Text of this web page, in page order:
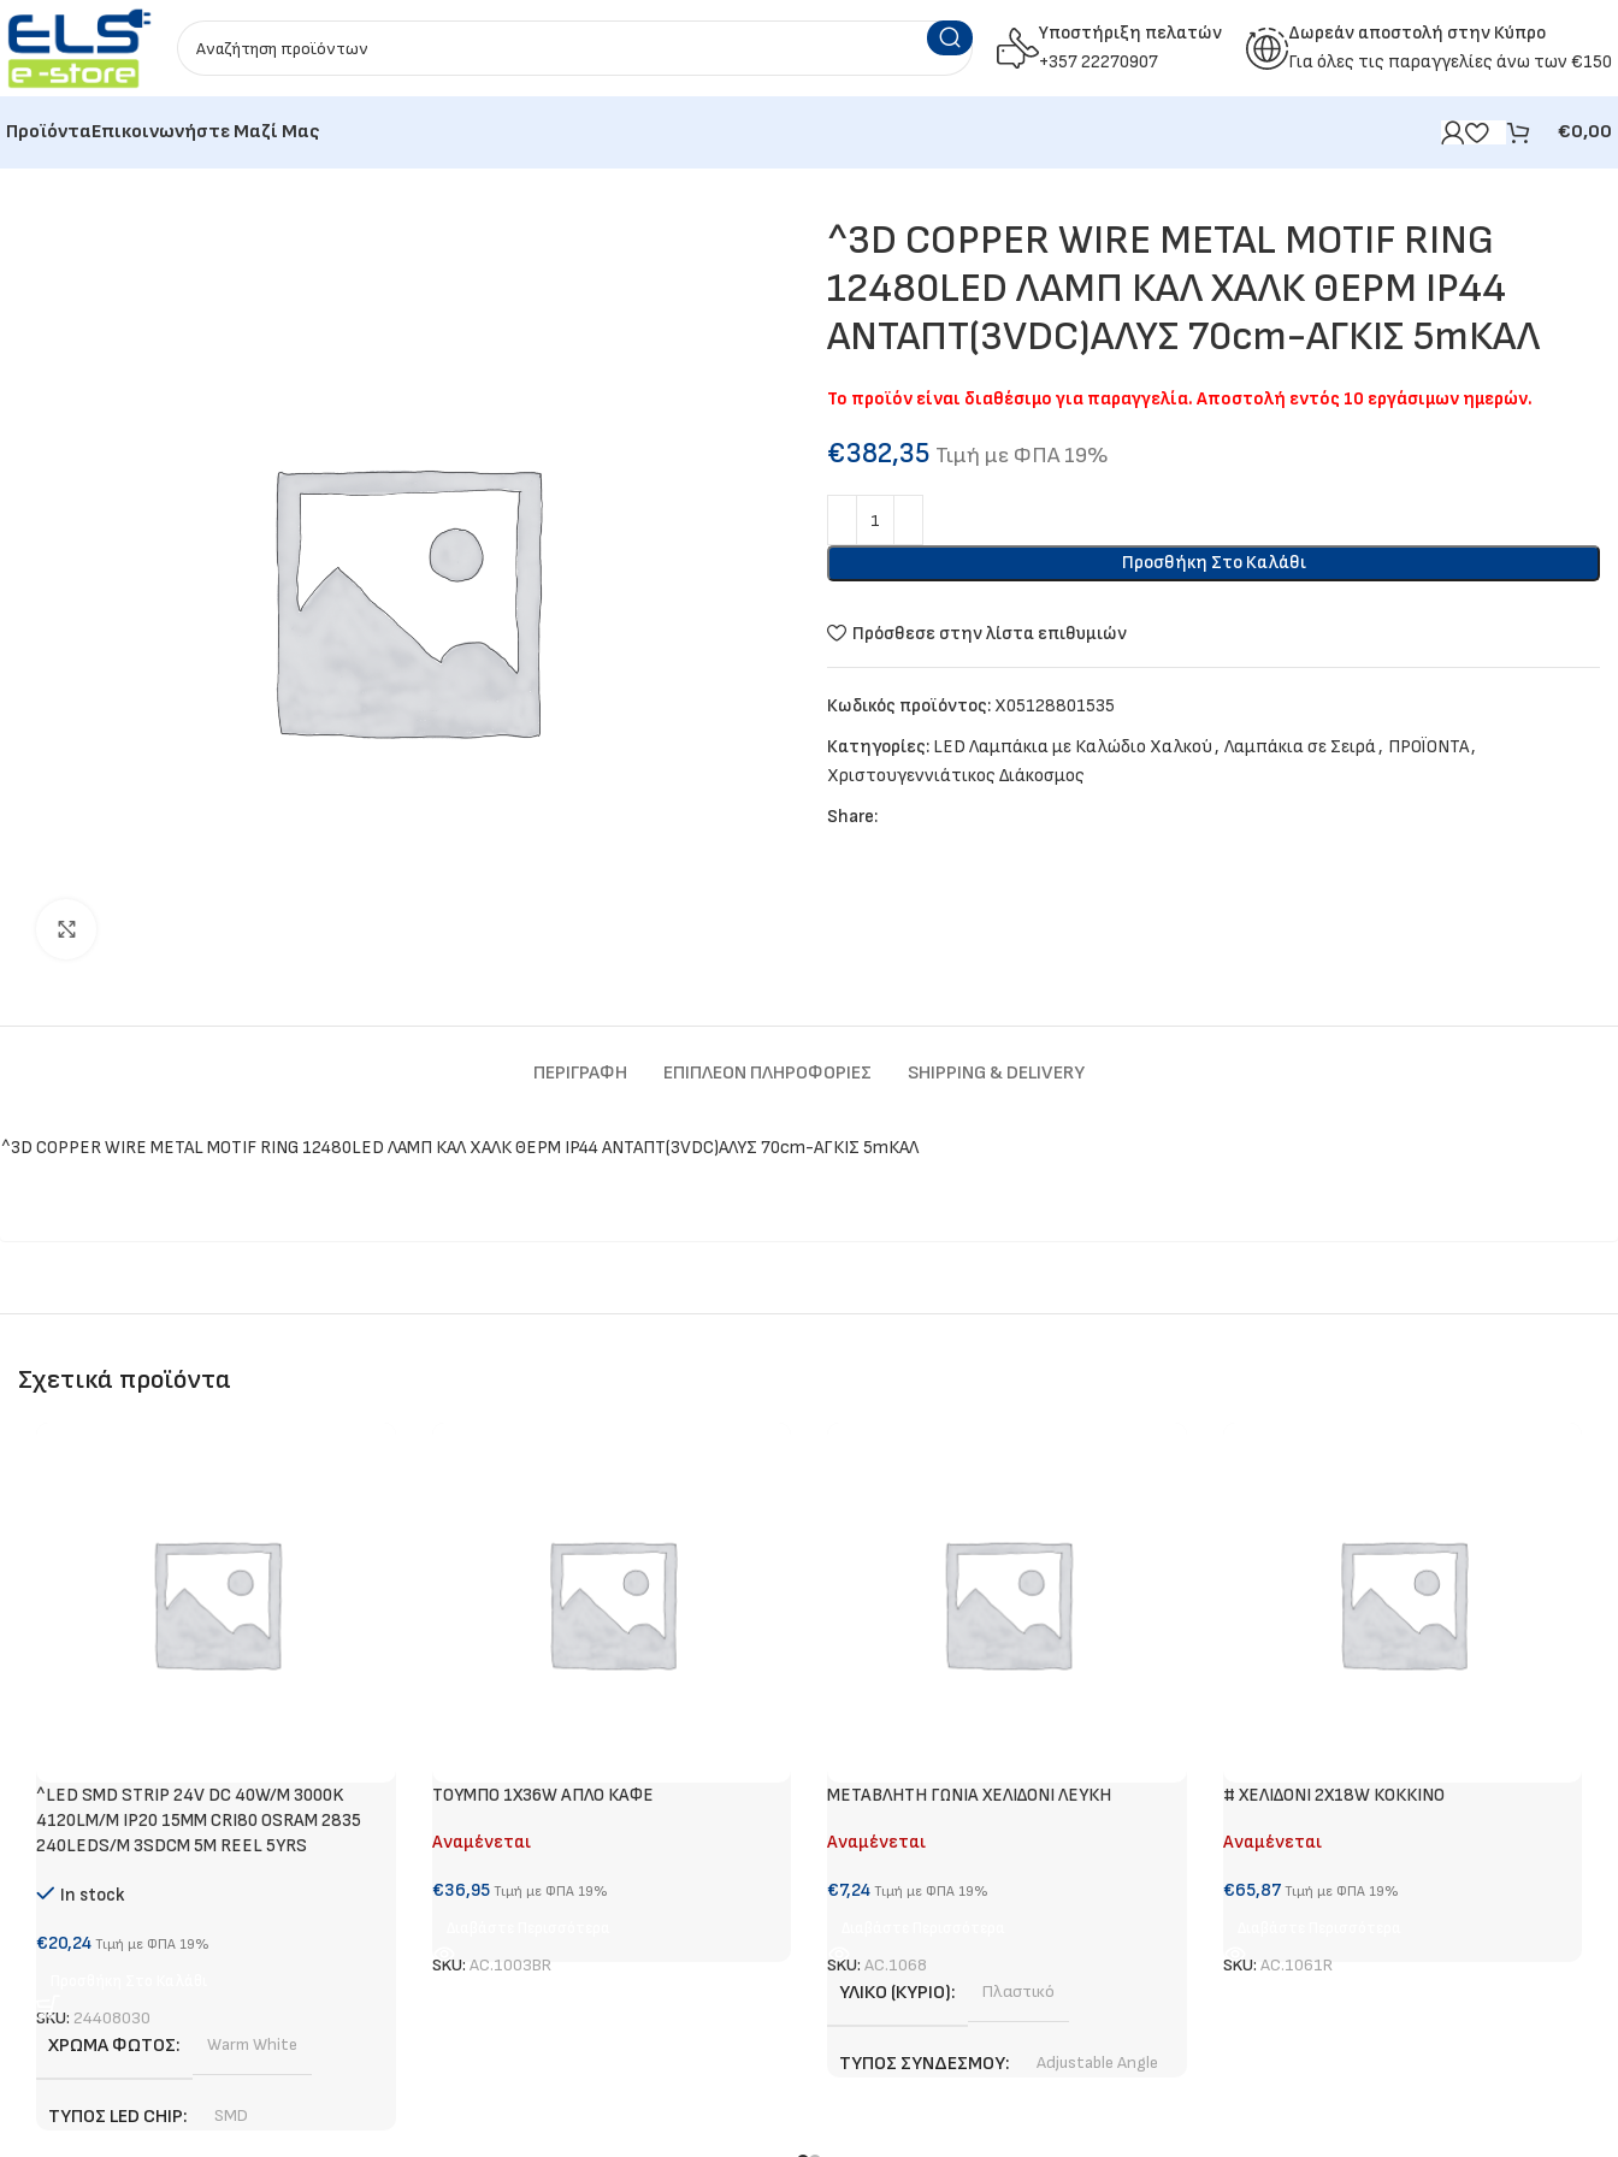
Υποστήριξη πελατών
+357 22270907
Δωρεάν αποστολή στην Κύπρο
Για όλες τις παραγγελίες άνω των €150
ΠροϊόνταΕπικοινωνήστε Μαζί Μας €0,00
^3D COPPER WIRE METAL MOTIF RING
12480LED ΛΑΜΠ ΚΑΛ ΧΑΛΚ ΘΕΡΜ IP44
ΑΝΤΑΠT(3VDC)ΑΛΥΣ 70cm-ΑΓΚΙΣ 5mΚΑΛ
Το προϊόν είναι διαθέσιμο για παραγγελία. Αποστολή εντός 10 εργάσιμων ημερών.
€382,35 Τιμή με ΦΠΑ 19%
Προσθήκη Στο Καλάθι
Πρόσθεσε στην λίστα επιθυμιών
Κωδικός προϊόντος: X05128801535
Κατηγορίες: LED Λαμπάκια με Καλώδιο Χαλκού, Λαμπάκια σε Σειρά, ΠΡΟΪΟΝΤΑ,
Χριστουγεννιάτικος Διάκοσμος
Share:
ΠΕΡΙΓΡΑΦΉ ΕΠΙΠΛΈΟΝ ΠΛΗΡΟΦΟΡΊΕΣ SHIPPING & DELIVERY
^3D COPPER WIRE METAL MOTIF RING 12480LED ΛΑΜΠ ΚΑΛ ΧΑΛΚ ΘΕΡΜ IP44 ΑΝΤΑΠT(3VDC)ΑΛΥΣ 70cm-ΑΓΚΙΣ 5mΚΑΛ
Σχετικά προϊόντα
^LED SMD STRIP 24V DC 40W/M 3000K
4120LM/M IP20 15MM CRI80 OSRAM 2835
240LEDS/M 3SDCM 5M REEL 5YRS
In stock
€20,24 Τιμή με ΦΠΑ 19%
SKU: 24408030
ΧΡΏΜΑ ΦΩΤΌΣ Warm White
ΤΎΠΟΣ LED CHIP SMD
ΤΟΥΜΠΟ 1Χ36W ΑΠΛΟ ΚΑΦΕ
Αναμένεται
€36,95 Τιμή με ΦΠΑ 19%
SKU: AC.1003BR
METABΛΗΤΗ ΓΩΝΙΑ ΧΕΛΙΔΟΝΙ ΛΕΥΚΗ
Αναμένεται
€7,24 Τιμή με ΦΠΑ 19%
SKU: AC.1068
ΥΛΙΚΌ (ΚΎΡΙΟ) Πλαστικό
ΤΎΠΟΣ ΣΥΝΔΈΣΜΟΥ Adjustable Angle
# ΧΕΛΙΔΟΝΙ 2Χ18W ΚΟΚΚΙΝΟ
Αναμένεται
€65,87 Τιμή με ΦΠΑ 19%
SKU: AC.1061R